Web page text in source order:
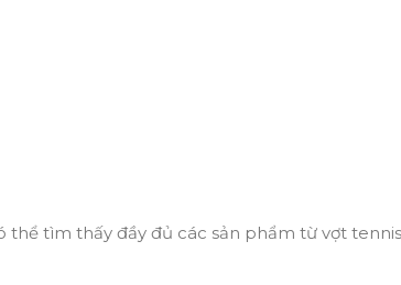
tìm thấy đầy đủ các sản phẩm từ vợt